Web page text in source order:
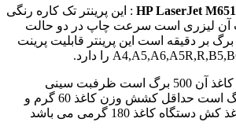
: این پرینتر تک کاره رنگی
آن لیزری است سرعت چاپ در دو حالت
این پرینتر قابلیت پرینت
برگ است
ظرفبت سینی
حداقل کشش وزن کاغذ 60 گرم و
کاغذ 180 گرمی می باشد